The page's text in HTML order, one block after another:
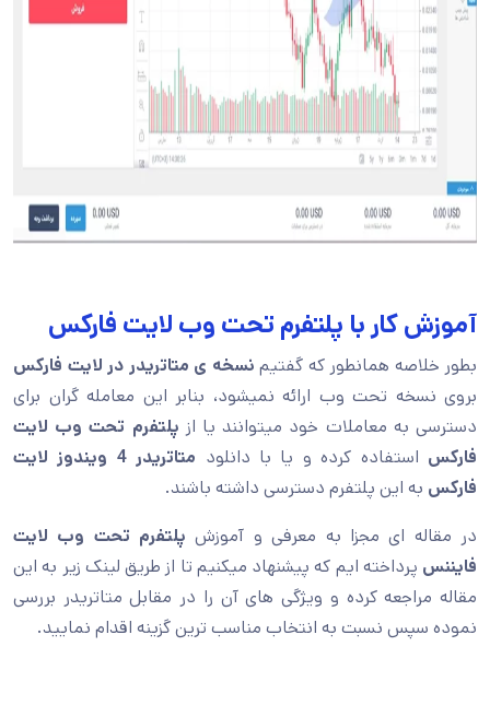
آموزش کار با پلتفرم تحت وب لایت فارکس
بطور خلاصه همانطور که گفتیم نسخه ی متاتریدر در لایت فارکس
بروی نسخه تحت وب ارائه نمیشود، بنابر این معامله گران برای
دسترسی به معاملات خود میتوانند یا از پلتفرم تحت وب لایت
فارکس استفاده کرده و یا با دانلود
متاتریدر 4 ویندوز لایت
فارکس به این پلتفرم دسترسی داشته باشند.
در مقاله ای مجزا به معرفی و آموزش پلتفرم تحت وب لایت
فایننس پرداخته ایم که پیشنهاد میکنیم تا از طریق لینک زیر به این
مقاله مراجعه کرده و ویژگی های آن را در مقابل متاتریدر بررسی
نموده سپس نسبت به انتخاب مناسب ترین گزینه اقدام نمایید.